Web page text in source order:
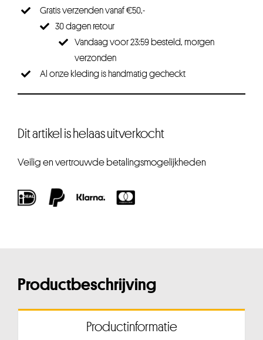
Gratis verzenden vanaf €50,-
30 dagen retour
Vandaag voor 23:59 besteld, morgen
verzonden
Al onze kleding is handmatig gecheckt
Dit artikel is helaas uitverkocht
Veilig en vertrouwde betalingsmogelijkheden
Productbeschrijving
Productinformatie